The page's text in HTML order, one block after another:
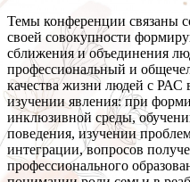
Темы конференции связаны
своей совокупности
сближения и объединения
профессиональный и
качества жизни людей с РАС
изучении явления: при
инклюзивной среды,
поведения, изучении
интеграции, вопросов
профессионального